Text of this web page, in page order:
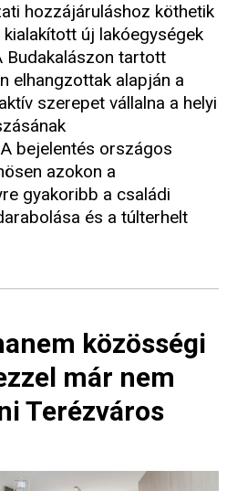
hozzájáruláshoz köthetik
új lakóegységek
Budakalászon tartott
elhangzottak alapján a
szerepet vállalna a helyi
bejelentés országos
azokon a
gyakoribb a családi
és a túlterhelt
közösségi
már nem
Terézváros